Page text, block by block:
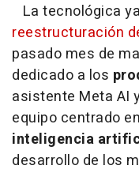
La tecnológica
reestructuración
pasado mes de
dedicado a los
asistente Meta AI
equipo centrado
inteligencia
desarrollo de los